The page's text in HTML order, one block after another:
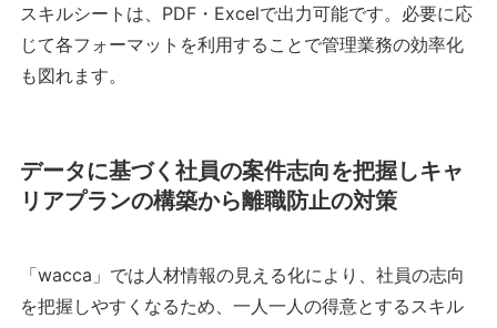
スキルシートは、PDF・Excelで出力可能です。必要に応
じて各フォーマットを利用することで管理業務の効率化
も図れます。
データに基づく社員の案件志向を把握しキャ
リアプランの構築から離職防止の対策
「wacca」では人材情報の見える化により、社員の志向
を把握しやすくなるため、一人一人の得意とするスキル